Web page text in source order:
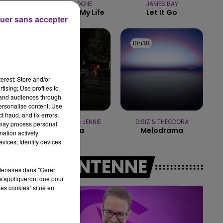
16h00 - 20h00
LE WEEK-END CHAMPAGNE FM
BENSON BOONE
The Time Of My Life
JAMES BAY
Let It Go
TAME IMPALA & JENNIE
Dracula
10h38
10h38
DISIZ & THEODORA
Melodrama
A L'ANTENNE
Store and/or
Use profiles to
audiences through
content; Use
fraud, and fix errors;
process personal
actively
Identify devices
dans "Gérer
que pour
cookies" situé en
sans accepter